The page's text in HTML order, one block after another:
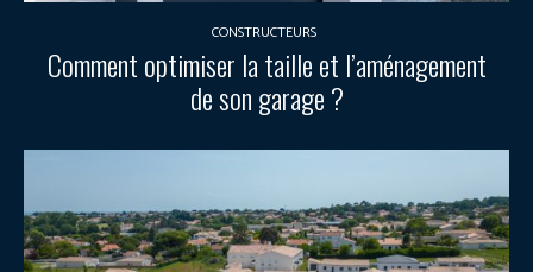
CONSTRUCTEURS
Comment optimiser la taille et l’aménagement
de son garage ?